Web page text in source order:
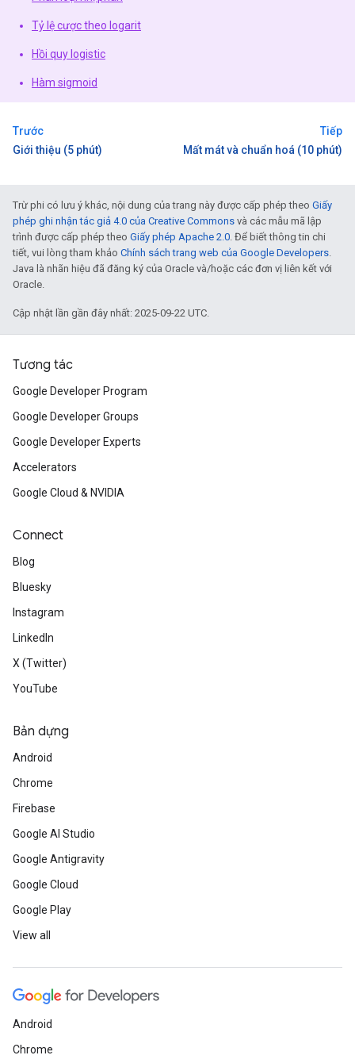
Tỷ lệ cược theo logarit
Hồi quy logistic
Hàm sigmoid
Trước
Giới thiệu (5 phút)
Tiếp
Mất mát và chuẩn hoá (10 phút)
Trừ phi có lưu ý khác, nội dung của trang này được cấp phép theo Giấy
phép ghi nhận tác giả 4.0 của Creative Commons và các mẫu mã lập
trình được cấp phép theo Giấy phép Apache 2.0. Để biết thông tin chi
tiết, vui lòng tham khảo Chính sách trang web của Google Developers.
Java là nhãn hiệu đã đăng ký của Oracle và/hoặc các đơn vị liên kết với
Oracle.
Cập nhật lần gần đây nhất: 2025-09-22 UTC.
Tương tác
Google Developer Program
Google Developer Groups
Google Developer Experts
Accelerators
Google Cloud & NVIDIA
Connect
Blog
Bluesky
Instagram
LinkedIn
X (Twitter)
YouTube
Bản dựng
Android
Chrome
Firebase
Google AI Studio
Google Antigravity
Google Cloud
Google Play
View all
Android
Chrome